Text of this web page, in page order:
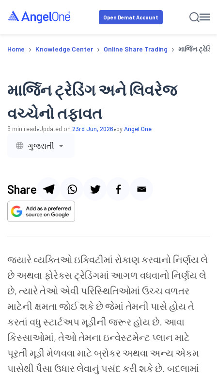
Open Demat Account
Home › Knowledge Center › Online Share Trading › માર્જિન
માર્જિન ટ્રેડિંગ અને લિવરેજ
વચ્ચેનો તફાવત
6 min read•Updated on 23rd Jun, 2026•byAngel One
ગુજરાતી
Share
જ્યારે વ્યક્તિઓ ઇક્વિટીમાં રોકાણ કરવાનો નિર્ણય લે
છે અથવા ફોરેક્સ ટ્રેડિંગમાં આગળ વધવાનો નિર્ણય લે
છે, ત્યારે તેઓ એવી પરિસ્થિતિઓમાં ઉચ્ચ વળતર
માટેની ક્ષમતા જોઈ શકે છે જેમાં તેમની પાસે હોય તે
કરતાં વધુ સ્ટાર્ટઅપ મૂડીની જરૂર હોય છે. આવા
કિસ્સાઓમાં, તેઓ તેમના ઇન્વેસ્ટમેન્ટ પ્લાન માટે
પૂરતી મૂડી મેળવવા માટે બ્રોકર અથવા અન્ય એકમ
પાસેથી પૈસા ઉધાર લેવાનું પસંદ કરી શકે છે. બદલામાં